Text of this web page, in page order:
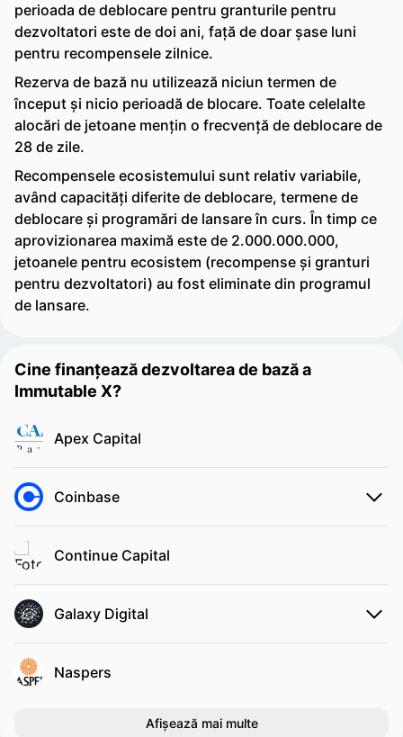
perioada de deblocare pentru granturile pentru
dezvoltatori este de doi ani, față de doar șase luni
pentru recompensele zilnice.
Rezerva de bază nu utilizează niciun termen de
început și nicio perioadă de blocare. Toate celelalte
alocări de jetoane mențin o frecvență de deblocare de
28 de zile.
Recompensele ecosistemului sunt relativ variabile,
având capacități diferite de deblocare, termene de
deblocare și programări de lansare în curs. În timp ce
aprovizionarea maximă este de 2.000.000.000,
jetoanele pentru ecosistem (recompense și granturi
pentru dezvoltatori) au fost eliminate din programul
de lansare.
Cine finanțează dezvoltarea de bază a
Immutable X?
Apex Capital
Coinbase
Continue Capital
Galaxy Digital
Naspers
Afișează mai multe